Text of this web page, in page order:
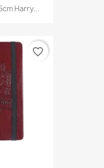
Harry...
favorite_border